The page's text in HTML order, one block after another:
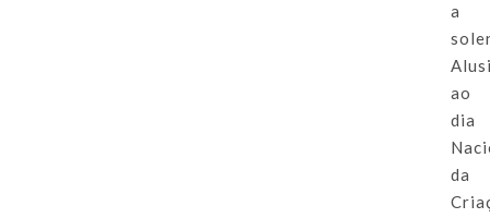
a
ao
dia
da